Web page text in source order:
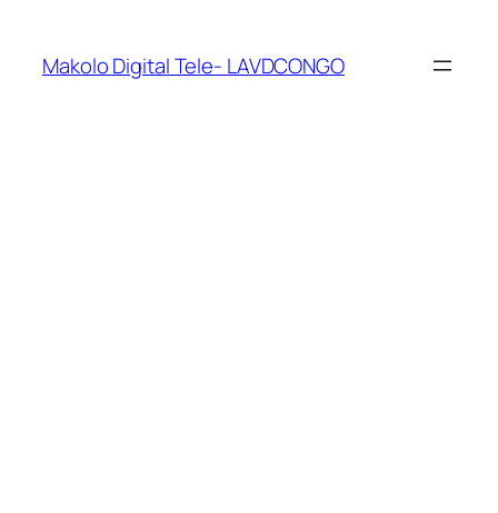
Makolo Digital Tele- LAVDCONGO